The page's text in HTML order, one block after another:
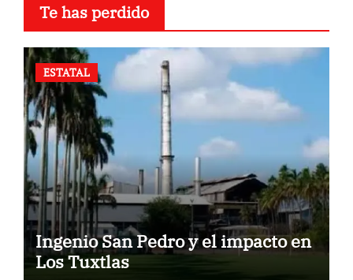
Te has perdido
ESTATAL
Ingenio San Pedro y el impacto en
Los Tuxtlas